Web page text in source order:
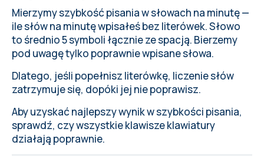
Mierzymy szybkość pisania w słowach na minutę —
ile słów na minutę wpisałeś bez literówek. Słowo
to średnio 5 symboli łącznie ze spacją. Bierzemy
pod uwagę tylko poprawnie wpisane słowa.
Dlatego, jeśli popełnisz literówkę, liczenie słów
zatrzymuje się, dopóki jej nie poprawisz.
Aby uzyskać najlepszy wynik w szybkości pisania,
sprawdź, czy wszystkie klawisze klawiatury
działają poprawnie.